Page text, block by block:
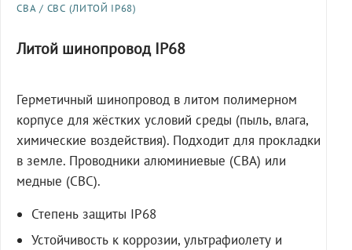
СВА / СВС (ЛИТОЙ IP68)
Литой шинопровод IP68
Герметичный шинопровод в литом полимерном
корпусе для жёстких условий среды (пыль, влага,
химические воздействия). Подходит для прокладки
в земле. Проводники алюминиевые (СВА) или
медные (СВС).
Степень защиты IP68
Устойчивость к коррозии, ультрафиолету и